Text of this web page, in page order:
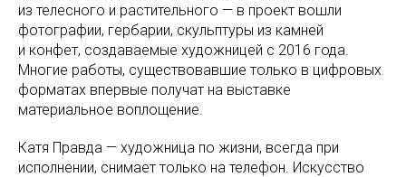
из телесного и растительного — в проект вошли
фотографии, гербарии, скульптуры из камней
и конфет, создаваемые художницей с 2016 года.
Многие работы, существовавшие только в цифровых
форматах впервые получат на выставке
материальное воплощение.
Катя Правда — художница по жизни, всегда при
исполнении, снимает только на телефон. Искусство